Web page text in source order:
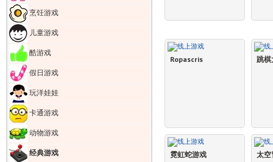
烹饪游戏
儿童游戏
酷游戏
假日游戏
玩洋娃娃
卡通游戏
动物游戏
经典游戏
Ropascris 跳棋
霓虹蛇游戏 太空